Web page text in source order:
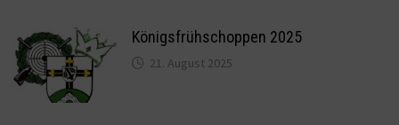
Königsfrühschoppen 2025
21. August 2025